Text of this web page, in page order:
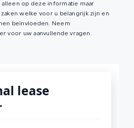
op deze informatie maar
welke voor u belangrijk zijn en
beïnvloeden. Neem
voor uw aanvullende vragen.